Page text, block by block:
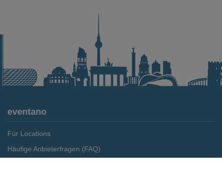
eventano
Für Locations
Häufige Anbieterfragen (FAQ)